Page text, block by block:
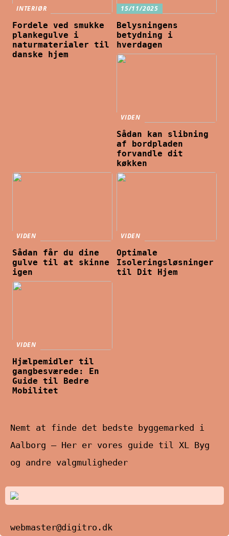
INTERIØR
Fordele ved smukke
plankegulve i
naturmaterialer til
danske hjem
15/11/2025
Belysningens
betydning i
hverdagen
VIDEN
Sådan kan slibning
af bordpladen
forvandle dit
køkken
VIDEN
Sådan får du dine
gulve til at skinne
igen
VIDEN
Optimale
Isoleringsløsninger
til Dit Hjem
VIDEN
Hjælpemidler til
gangbesværede: En
Guide til Bedre
Mobilitet
Nemt at finde det bedste byggemarked i
Aalborg – Her er vores guide til XL Byg
og andre valgmuligheder
webmaster@digitro.dk